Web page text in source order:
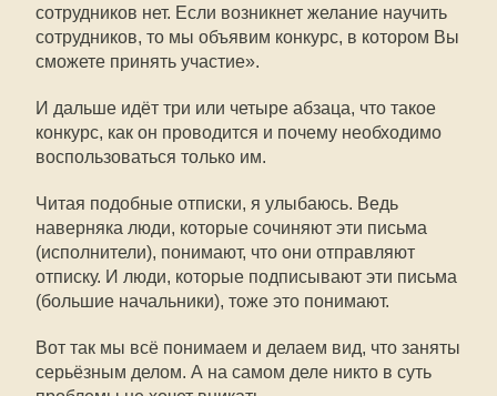
сотрудников нет. Если возникнет желание научить
сотрудников, то мы объявим конкурс, в котором Вы
сможете принять участие».
И дальше идёт три или четыре абзаца, что такое
конкурс, как он проводится и почему необходимо
воспользоваться только им.
Читая подобные отписки, я улыбаюсь. Ведь
наверняка люди, которые сочиняют эти письма
(исполнители), понимают, что они отправляют
отписку. И люди, которые подписывают эти письма
(большие начальники), тоже это понимают.
Вот так мы всё понимаем и делаем вид, что заняты
серьёзным делом. А на самом деле никто в суть